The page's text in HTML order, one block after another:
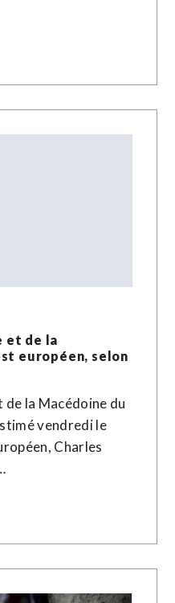
et de la
européen, selon
de la Macédoine du
vendredi le
Charles